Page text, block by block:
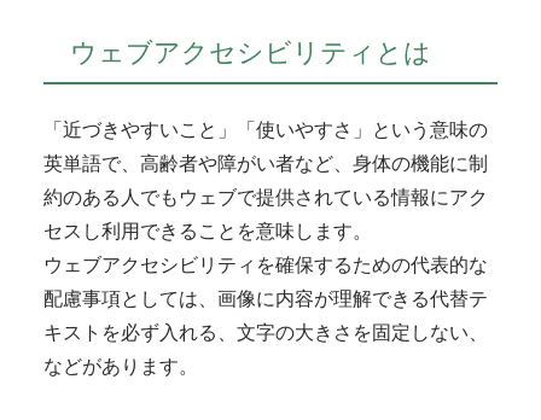
ウェブアクセシビリティとは
「近づきやすいこと」「使いやすさ」という意味の
英単語で、高齢者や障がい者など、身体の機能に制
約のある人でもウェブで提供されている情報にアク
セスし利用できることを意味します。
ウェブアクセシビリティを確保するための代表的な
配慮事項としては、画像に内容が理解できる代替テ
キストを必ず入れる、文字の大きさを固定しない、
などがあります。